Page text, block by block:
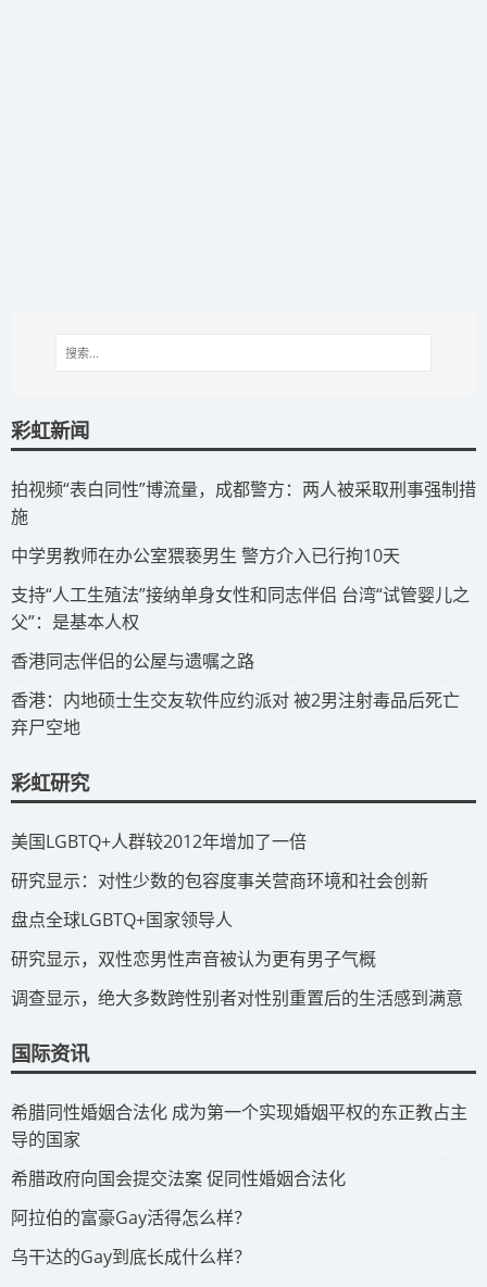
彩虹新闻
拍视频“表白同性”博流量，成都警方：两人被采取刑事强制措
施
​中学男教师在办公室猥亵男生 警方介入已行拘10天
​支持“人工生殖法”接纳单身女性和同志伴侣 台湾“试管婴儿之
父”：是基本人权
​香港同志伴侣的公屋与遗嘱之路
​香港：内地硕士生交友软件应约派对 被2男注射毒品后死亡
弃尸空地
彩虹研究
​美国LGBTQ+人群较2012年增加了一倍
​研究显示：对性少数的包容度事关营商环境和社会创新
​盘点全球LGBTQ+国家领导人
研究显示，双性恋男性声音被认为更有男子气概
调查显示，绝大多数跨性别者对性别重置后的生活感到满意
国际资讯
​希腊同性婚姻合法化 成为第一个实现婚姻平权的东正教占主
导的国家
​希腊政府向国会提交法案 促同性婚姻合法化
​阿拉伯的富豪Gay活得怎么样？
​乌干达的Gay到底长成什么样？